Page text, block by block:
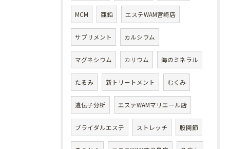
MCM 亜鉛 エステWAM宮崎店
サプリメント カルシウム
マグネシウム カリウム 海のミネラル
たるみ 新トリートメント むくみ
遺伝子分析 エステWAMマリエール店
ブライダルエステ ストレッチ 股関節